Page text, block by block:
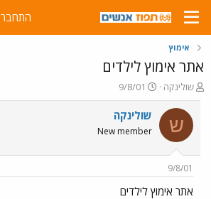
התחבר
אימוץ
אתר אימוץ לילדים
פ
ו
ת
ח
ה
ש
א
שולינקה
פ
ו
ר
ם
ר
9/8/01
ש שולינקה
New member
9/8/01
אתר אימוץ לילדים